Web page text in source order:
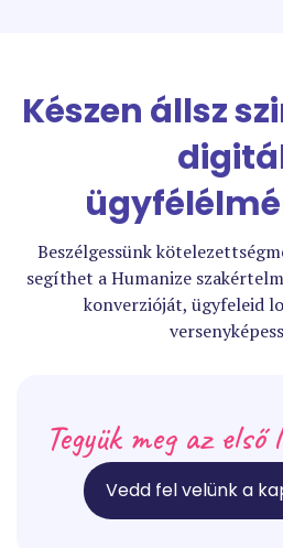
Készen állsz
Beszélgessünk
segíthet a Humanize
konverzióját, ügyfeleid
Tegyük meg az első
Vedd fel velünk a